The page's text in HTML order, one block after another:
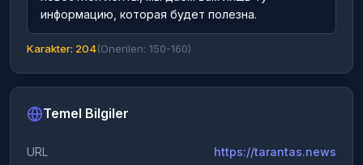
информацию, которая будет полезна.
Karakter: 204(Onerilen: 150-160)
Temel Bilgiler
URL https://tarantas.news